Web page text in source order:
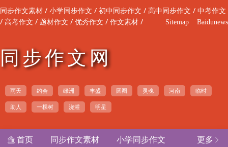
同步作文素材 / 小学同步作文 / 初中同步作文 / 高中同步作文 / 中考作文
/ 高考作文 / 题材作文 / 优秀作文 / 作文素材 / Sitemap Baidunews
同步作文网
雨天 约会 绿洲 丰盛 圆圈 灵魂 河南 临时
助人 一棵树 浇灌 明星
更多 
 首页 同步作文素材
小学同步作文